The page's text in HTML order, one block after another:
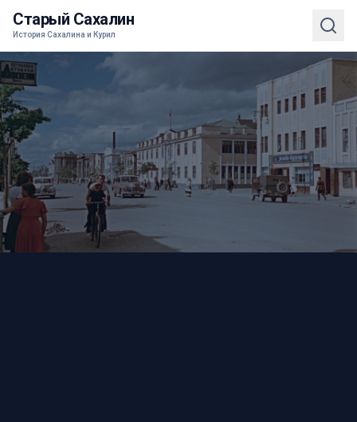
Старый Сахалин
История Сахалина и Курил